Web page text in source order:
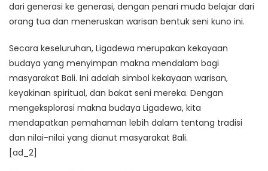
dari generasi ke generasi, dengan penari muda belajar dari
orang tua dan meneruskan warisan bentuk seni kuno ini.
Secara keseluruhan, Ligadewa merupakan kekayaan
budaya yang menyimpan makna mendalam bagi
masyarakat Bali. Ini adalah simbol kekayaan warisan,
keyakinan spiritual, dan bakat seni mereka. Dengan
mengeksplorasi makna budaya Ligadewa, kita
mendapatkan pemahaman lebih dalam tentang tradisi
dan nilai-nilai yang dianut masyarakat Bali.
[ad_2]